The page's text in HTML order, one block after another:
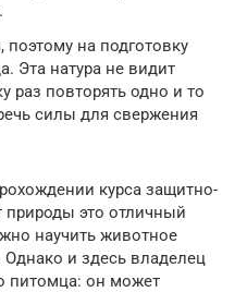
поэтому на подготовку
Эта натура не видит
раз повторять одно и то
силы для свержения
курса защитно-
природы это отличный
научить животное
и здесь владелец
питомца: он может